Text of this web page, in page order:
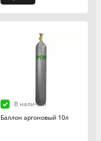
В наличии
Баллон аргоновый 10л